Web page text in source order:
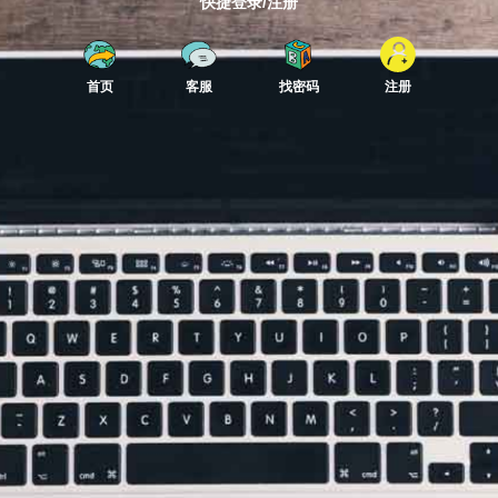
首页 客服 找密码 注册